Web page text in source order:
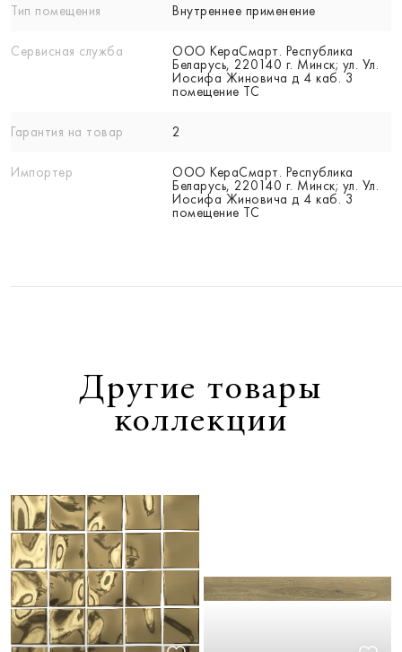
Тип помещения Внутреннее применение
Сервисная служба
ООО КераСмарт. Республика
Беларусь, 220140 г. Минск; ул. Ул.
Иосифа Жиновича д 4 каб. 3
помещение ТС
Гарантия на товар 2
Импортер
ООО КераСмарт. Республика
Беларусь, 220140 г. Минск; ул. Ул.
Иосифа Жиновича д 4 каб. 3
помещение ТС
Другие товары
коллекции